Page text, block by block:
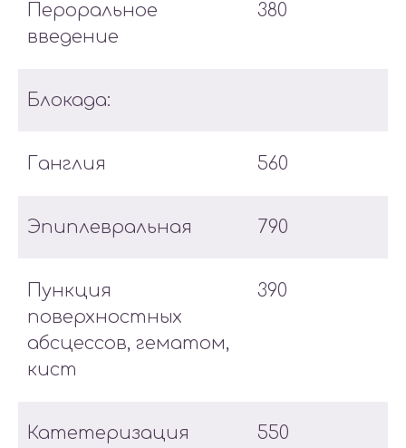
Пероральное
введение
380
Блокада:
Ганглия 560
Эпиплевральная 790
Пункция
поверхностных
абсцессов, гематом,
кист
390
Катетеризация
550